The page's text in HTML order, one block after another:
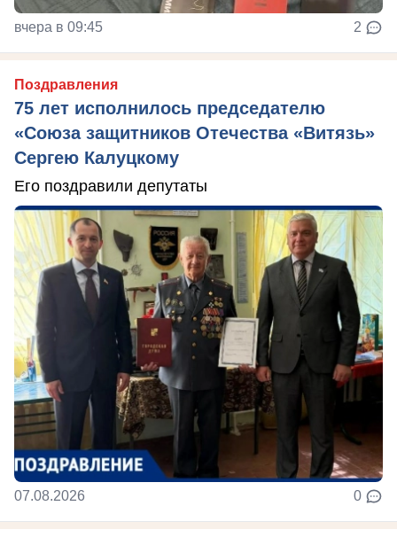
вчера в 09:45 2
Поздравления
75 лет исполнилось председателю
«Союза защитников Отечества «Витязь»
Сергею Калуцкому
Его поздравили депутаты
07.08.2026 0